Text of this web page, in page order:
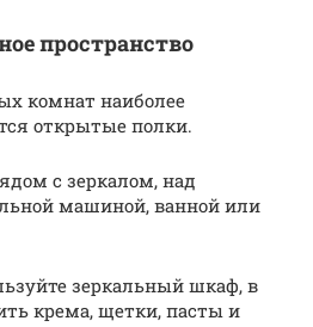
пространство
комнат наиболее
открытые полки.
с зеркалом, над
машиной, ванной или
зеркальный шкаф, в
крема, щетки, пасты и